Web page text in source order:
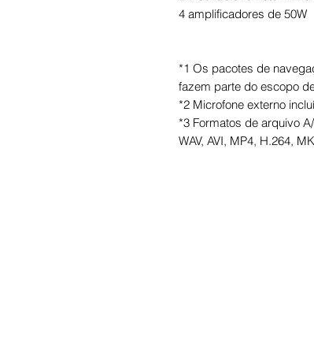
4 amplificadores de 50W
*1 Os pacotes de
fazem parte do escopo
*2 Microfone externo
*3 Formatos de arquivo
WAV, AVI, MP4, H.264,